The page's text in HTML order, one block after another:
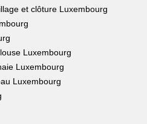
et clôture Luxembourg
Luxembourg
Luxembourg
Luxembourg